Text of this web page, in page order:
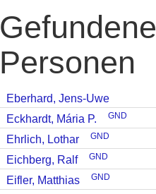
Gefundene
Personen
Eberhard, Jens-Uwe
Eckhardt, Mária P.
GND
Ehrlich, Lothar GND
Eichberg, Ralf GND
Eifler, Matthias GND